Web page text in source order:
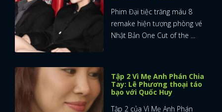
Phim Đại tiệc trăng máu 8
remake hiện tượng phòng vé
Nhật Bản One Cut of the ...
Tập 2 Vì Mẹ Anh Phán Chia
Tay: Lê Phương thoại táo
bạo với Quốc Huy
Tập 2 của Vì Mẹ Anh Phán